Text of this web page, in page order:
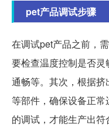
pet产品调试步骤
在调试pet产品之前，
要检查温度控制是否
通畅等。其次，根据
等部件，确保设备正
的调试，才能生产出符